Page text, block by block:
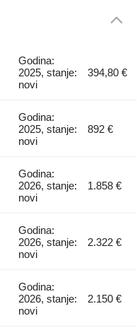
Godina:
2025, stanje:
novi
394,80 €
Godina:
2025, stanje:
novi
892 €
Godina:
2026, stanje:
novi
1.858 €
Godina:
2026, stanje:
novi
2.322 €
Godina:
2026, stanje:
novi
2.150 €